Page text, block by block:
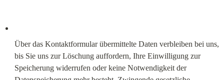
Über das Kontaktformular übermittelte Daten verbleiben bei uns,
bis Sie uns zur Löschung auffordern, Ihre Einwilligung zur
Speicherung widerrufen oder keine Notwendigkeit der